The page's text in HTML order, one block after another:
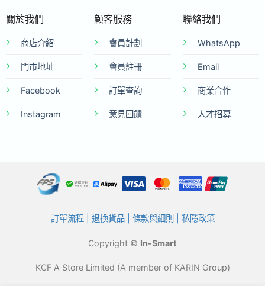
關於我們
商店介紹
門市地址
Facebook
Instagram
顧客服務
會員計劃
會員註冊
訂單查詢
意見回饋
聯絡我們
WhatsApp
Email
商業合作
人才招募
訂單流程| 退換貨品| 條款與細則 私隱政策
Copyright © In-Smart
KCF A Store Limited (A member of KARIN Group)